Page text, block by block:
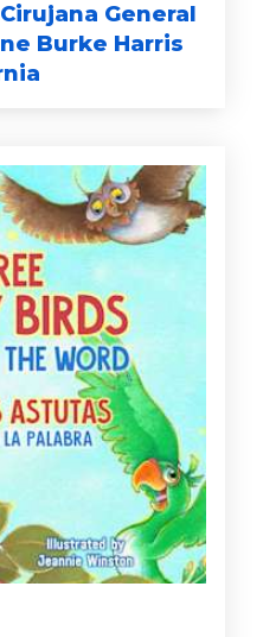
General
Burke Harris